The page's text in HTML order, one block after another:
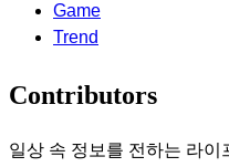
Game
Trend
Contributors
일상 속 정보를 전하는 라이